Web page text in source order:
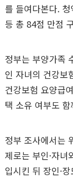
를 들여다본다.
등 총 84점 만점
정부는 부양가족
인 자녀의 건강보
건강보험 요양급
택 소유 여부도
정부 조사에서는
제로는 부인·자
입시킨 뒤 장인·